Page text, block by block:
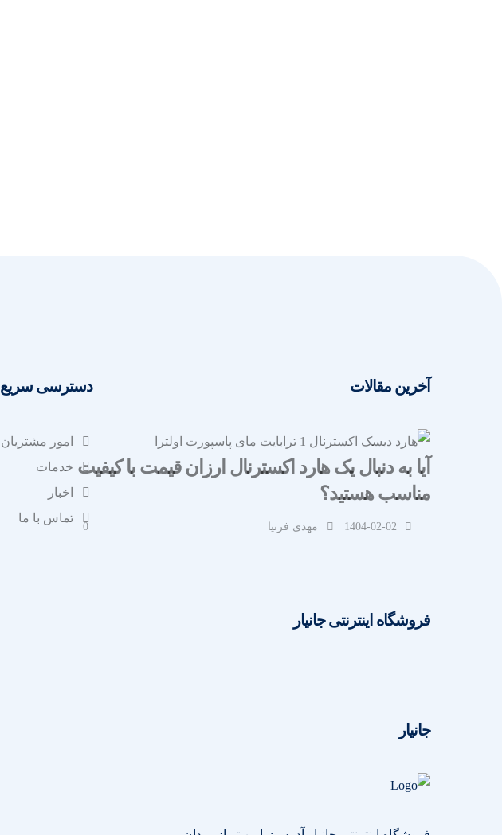
آخرین مقالات
آیا به دنبال یک هارد اکسترنال ارزان قیمت با کیفیت
مناسب هستید؟
1404-02-02 مهدی فرنیا 0
فروشگاه اینترنتی جانیار
جانیار
دسترسی سریع
امور مشتریان
خدمات
اخبار
تماس با ما